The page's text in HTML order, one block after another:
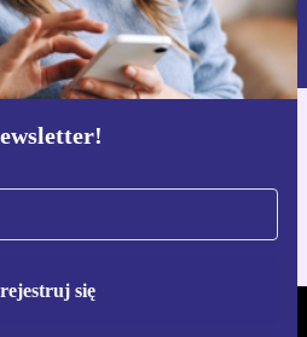
się
danych osobowych znajdują się w
aplikację refurbed
i Android